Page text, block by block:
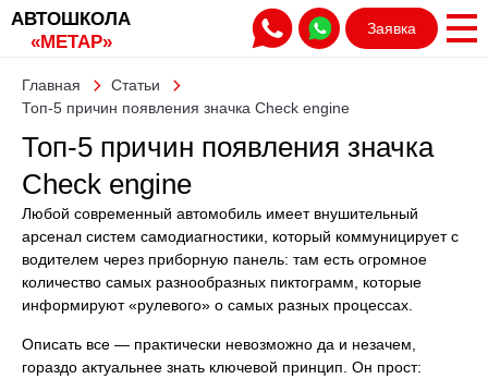
АВТОШКОЛА
«МЕТАР»
Заявка
Главная
Статьи
Топ-5 причин появления значка Check engine
Топ-5 причин появления значка
Check engine
Любой современный автомобиль имеет внушительный
арсенал систем самодиагностики, который коммуницирует с
водителем через приборную панель: там есть огромное
количество самых разнообразных пиктограмм, которые
информируют «рулевого» о самых разных процессах.
Описать все — практически невозможно да и незачем,
гораздо актуальнее знать ключевой принцип. Он прост: